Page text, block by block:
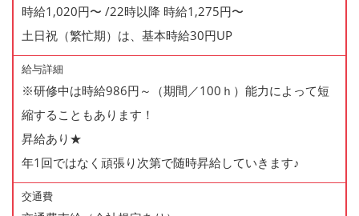
時給1,020円〜 /22時以降 時給1,275円〜
土日祝（繁忙期）は、基本時給30円UP
給与詳細
※研修中は時給986円～（期間／100ｈ）能力によって短
縮することもあります！
昇給あり★
年1回ではなく頑張り次第で随時昇給していきます♪
交通費